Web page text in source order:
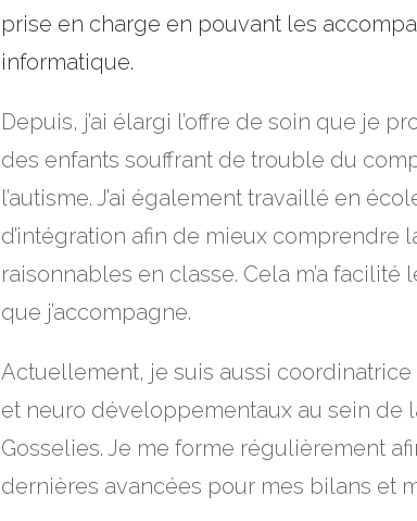
prise en charge en pouvant les
informatique.
Depuis, j’ai élargi l’offre de soin que je
des enfants souffrant de trouble du
l’autisme. J’ai également travaillé en
d’intégration afin de mieux comprendre
raisonnables en classe. Cela m’a
que j’accompagne.
Actuellement, je suis aussi
et neuro développementaux au sein de
Gosselies. Je me forme régulièrement
dernières avancées pour mes bilans et